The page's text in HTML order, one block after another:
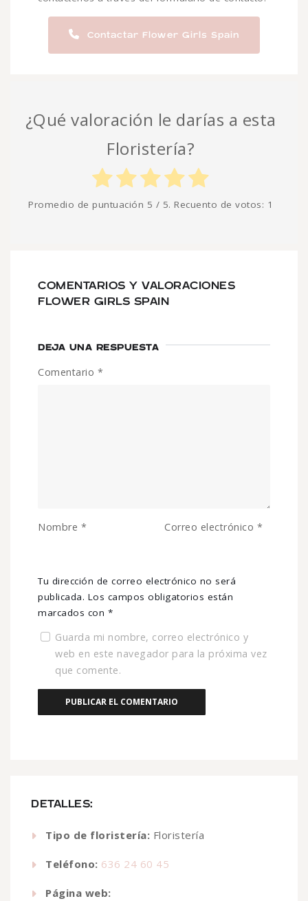
DETALLES:
Tipo de floristería: Floristería
Teléfono: 636 24 60 45
Página web:
Contactar Flower Girls Spain
¿Qué valoración le darías a esta
Floristería?
Promedio de puntuación 5 / 5. Recuento de votos: 1
COMENTARIOS Y VALORACIONES
FLOWER GIRLS SPAIN
DEJA UNA RESPUESTA
Tu dirección de correo electrónico no será
publicada. Los campos obligatorios están
marcados con *
Comentario *
Nombre * Correo electrónico *
Guarda mi nombre, correo electrónico y
web en este navegador para la próxima vez
que comente.